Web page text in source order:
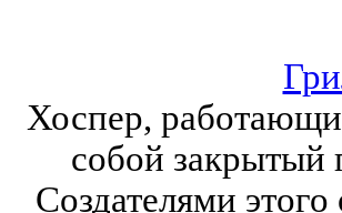
Хоспер,
собой закрытый
Создателями